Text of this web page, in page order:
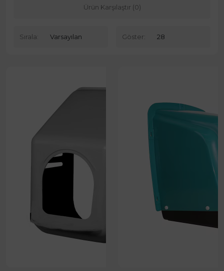
Ürün Karşılaştır (0)
Sırala: Göster: